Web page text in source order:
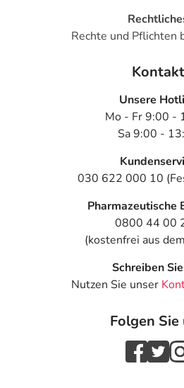
Rechte und Pflichten
Kontakt
Unsere
Mo - Fr 9:00 -
Sa 9:00 -
030 622 000 10
Pharmazeutische
0800 44 00
(kostenfrei aus
Schreiben
Nutzen Sie unser
Folgen Sie